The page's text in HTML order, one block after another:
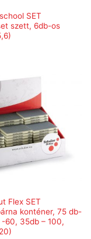
SET
szett, 6db-os
Flex SET
konténer, 75 db-
60, 35db – 100,